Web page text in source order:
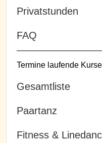
Privatstunden
FAQ
Termine laufende Kurse
Gesamtliste
Paartanz
Fitness &